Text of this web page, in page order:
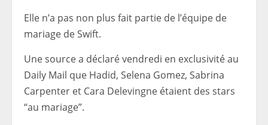
Elle n’a pas non plus fait partie de l’équipe de
mariage de Swift.
Une source a déclaré vendredi en exclusivité au
Daily Mail que Hadid, Selena Gomez, Sabrina
Carpenter et Cara Delevingne étaient des stars
“au mariage”.